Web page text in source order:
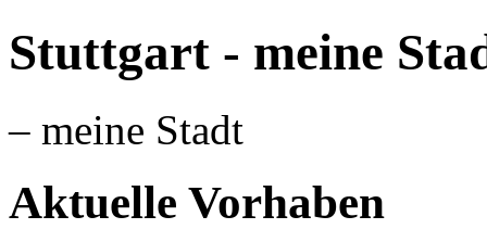
Stuttgart - meine
– meine Stadt
Aktuelle Vorhaben